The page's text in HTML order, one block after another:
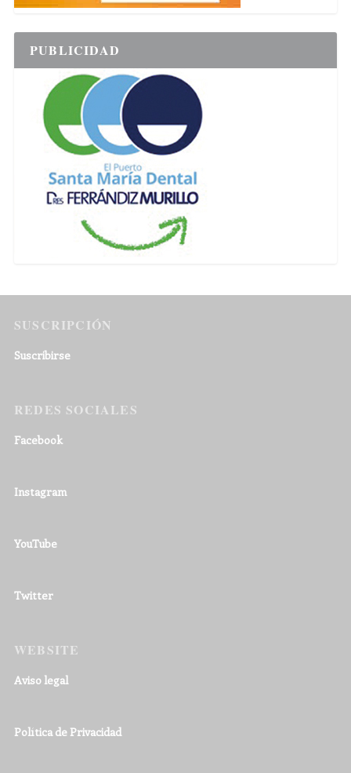
PUBLICIDAD
SUSCRIPCIÓN
Suscribirse
REDES SOCIALES
Facebook
Instagram
YouTube
Twitter
WEBSITE
Aviso legal
Política de Privacidad